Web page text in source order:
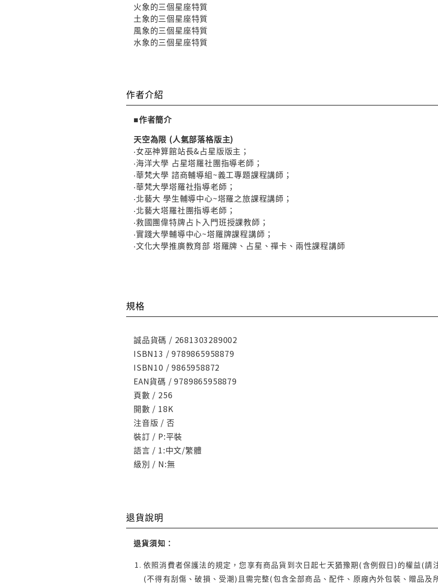
火象的三個星座特質
土象的三個星座特質
風象的三個星座特質
水象的三個星座特質
作者介紹
■作者簡介
天空為限 (人氣部落格版主)
‧女巫神算館站長&占星版版主；
‧海洋大學 占星塔羅社團指導老師；
‧華梵大學 諮商輔導組~義工專題課程講師；
‧華梵大學塔羅社指導老師；
‧北藝大 學生輔導中心~塔羅之旅課程講師；
‧北藝大塔羅社團指導老師；
‧救國團偉特牌占卜入門班授課教師；
‧實踐大學輔導中心~塔羅牌課程講師；
‧文化大學推廣教育部 塔羅牌、占星、禪卡、兩性課程講師
規格
誠品貨碼 / 2681303289002
ISBN13 / 9789865958879
ISBN10 / 9865958872
EAN貨碼 / 9789865958879
頁數 / 256
開數 / 18K
注音版 / 否
裝訂 / P:平裝
語言 / 1:中文/繁體
級別 / N:無
退貨說明
退貨須知：
依照消費者保護法的規定，您享有商品貨到次日起七天猶豫期(含例假日)的權益(
(不得有刮傷、破損、受潮)且需完整(包含全部商品、配件、原廠內外包裝、贈品及